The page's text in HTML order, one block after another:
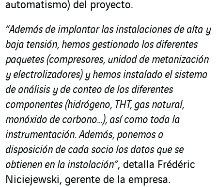
automatismo) del proyecto.
“Además de implantar las instalaciones de alta y
baja tensión, hemos gestionado los diferentes
paquetes (compresores, unidad de metanización
y electrolizadores) y hemos instalado el sistema
de análisis y de conteo de los diferentes
componentes (hidrógeno, THT, gas natural,
monóxido de carbono…), así como toda la
instrumentación. Además, ponemos a
disposición de cada socio los datos que se
obtienen en la instalación”, detalla Frédéric
Niciejewski, gerente de la empresa.